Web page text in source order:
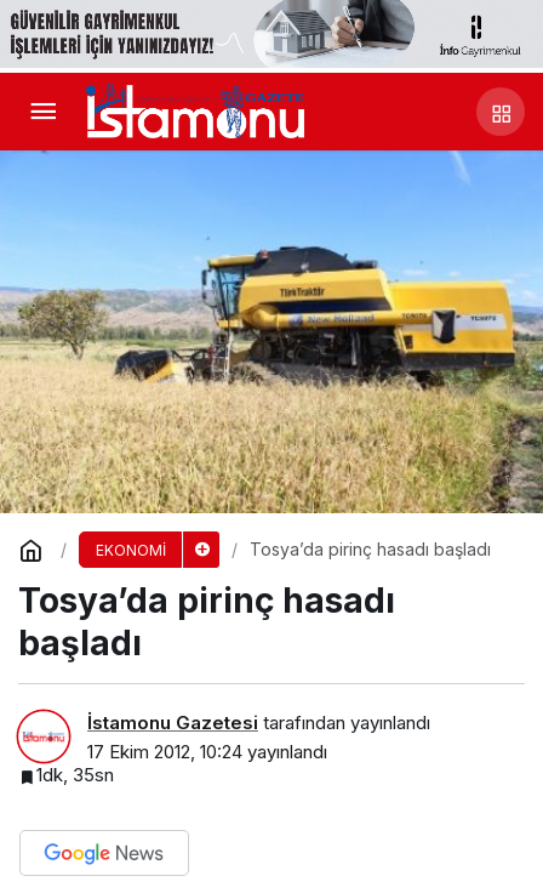
EKONOMİ Tosya’da pirinç hasadı başladı
Tosya’da pirinç hasadı
başladı
İstamonu Gazetesi tarafından yayınlandı
17 Ekim 2012, 10:24 yayınlandı
1dk, 35sn